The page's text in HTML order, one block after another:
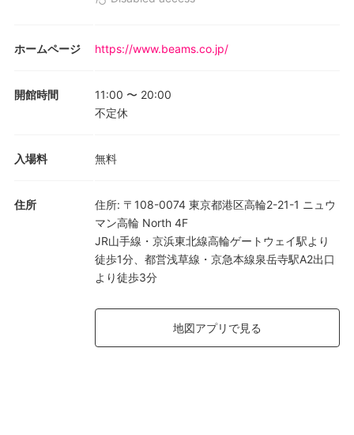
ホームページ https://www.beams.co.jp/
開館時間 11:00 〜 20:00
不定休
入場料 無料
住所 住所: 〒108-0074 東京都港区高輪2-21-1 ニュウ
マン高輪 North 4F
JR山手線・京浜東北線高輪ゲートウェイ駅より
徒歩1分、都営浅草線・京急本線泉岳寺駅A2出口
より徒歩3分
地図アプリで見る